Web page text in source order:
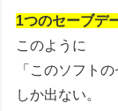
1つのセーブデ
このように
「このソフト
しか出ない。